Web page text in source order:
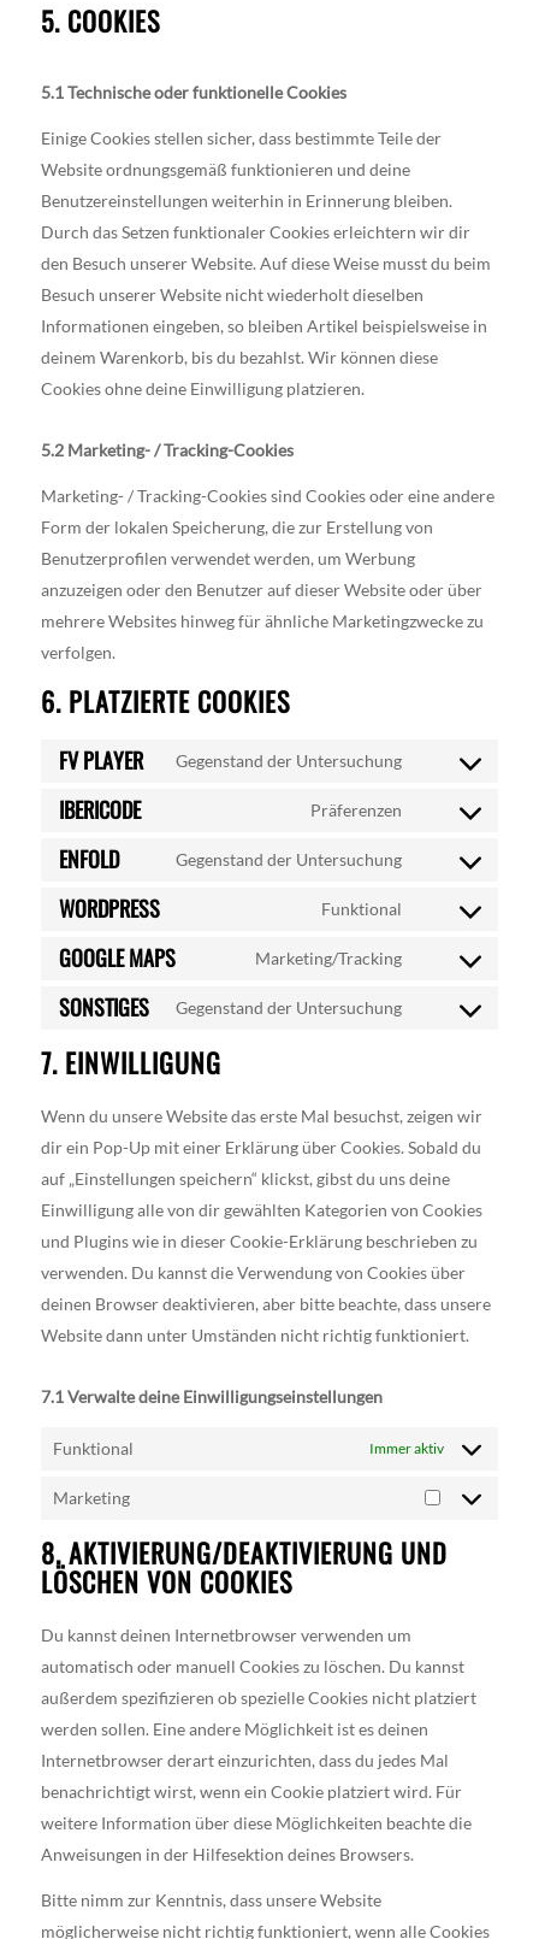
5. COOKIES
5.1 Technische oder funktionelle Cookies
Einige Cookies stellen sicher, dass bestimmte Teile der
Website ordnungsgemäß funktionieren und deine
Benutzereinstellungen weiterhin in Erinnerung bleiben.
Durch das Setzen funktionaler Cookies erleichtern wir dir
den Besuch unserer Website. Auf diese Weise musst du beim
Besuch unserer Website nicht wiederholt dieselben
Informationen eingeben, so bleiben Artikel beispielsweise in
deinem Warenkorb, bis du bezahlst. Wir können diese
Cookies ohne deine Einwilligung platzieren.
5.2 Marketing- / Tracking-Cookies
Marketing- / Tracking-Cookies sind Cookies oder eine andere
Form der lokalen Speicherung, die zur Erstellung von
Benutzerprofilen verwendet werden, um Werbung
anzuzeigen oder den Benutzer auf dieser Website oder über
mehrere Websites hinweg für ähnliche Marketingzwecke zu
verfolgen.
6. PLATZIERTE COOKIES
FV PLAYER Gegenstand der Untersuchung
Consent
IBERICODE Präferenzen
Consent
ibericode
ENFOLD Gegenstand der Untersuchung
Consent
WORDPRESS Funktional
Consent
wordpress
GOOGLE MAPS Marketing/Tracking
Consent
SONSTIGES Gegenstand der Untersuchung
Consent
sonstiges
7. EINWILLIGUNG
Wenn du unsere Website das erste Mal besuchst, zeigen wir
dir ein Pop-Up mit einer Erklärung über Cookies. Sobald du
auf „Einstellungen speichern“ klickst, gibst du uns deine
Einwilligung alle von dir gewählten Kategorien von Cookies
und Plugins wie in dieser Cookie-Erklärung beschrieben zu
verwenden. Du kannst die Verwendung von Cookies über
deinen Browser deaktivieren, aber bitte beachte, dass unsere
Website dann unter Umständen nicht richtig funktioniert.
7.1 Verwalte deine Einwilligungseinstellungen
Funktional Immer aktiv
Marketing
8. AKTIVIERUNG/DEAKTIVIERUNG UND
LÖSCHEN VON COOKIES
Du kannst deinen Internetbrowser verwenden um
automatisch oder manuell Cookies zu löschen. Du kannst
außerdem spezifizieren ob spezielle Cookies nicht platziert
werden sollen. Eine andere Möglichkeit ist es deinen
Internetbrowser derart einzurichten, dass du jedes Mal
benachrichtigt wirst, wenn ein Cookie platziert wird. Für
weitere Information über diese Möglichkeiten beachte die
Anweisungen in der Hilfesektion deines Browsers.
Bitte nimm zur Kenntnis, dass unsere Website
möglicherweise nicht richtig funktioniert, wenn alle Cookies